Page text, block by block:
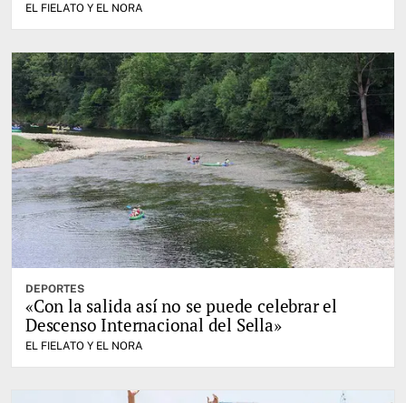
EL FIELATO Y EL NORA
DEPORTES
«Con la salida así no se puede celebrar el
Descenso Internacional del Sella»
EL FIELATO Y EL NORA